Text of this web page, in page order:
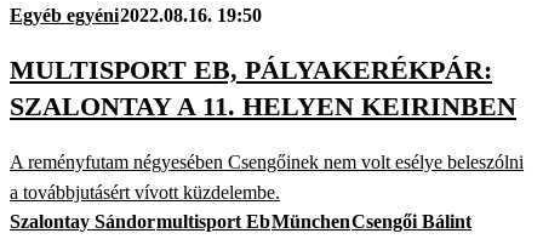
Egyéb egyéni2022.08.16. 19:50
MULTISPORT EB, PÁLYAKERÉKPÁR:
SZALONTAY A 11. HELYEN KEIRINBEN
A reményfutam négyesében Csengőinek nem volt esélye beleszólni
a továbbjutásért vívott küzdelembe.
Szalontay Sándormultisport EbMünchenCsengői Bálint